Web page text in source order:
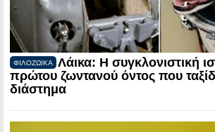
ΦΙΛΟΖΩΙΚΑ
Λάικα: Η συγκλονιστική
πρώτου ζωντανού όντος που
διάστημα